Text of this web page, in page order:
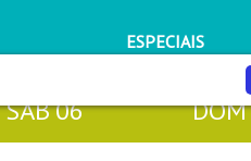
ESPECIAIS
SÁB06 DOM